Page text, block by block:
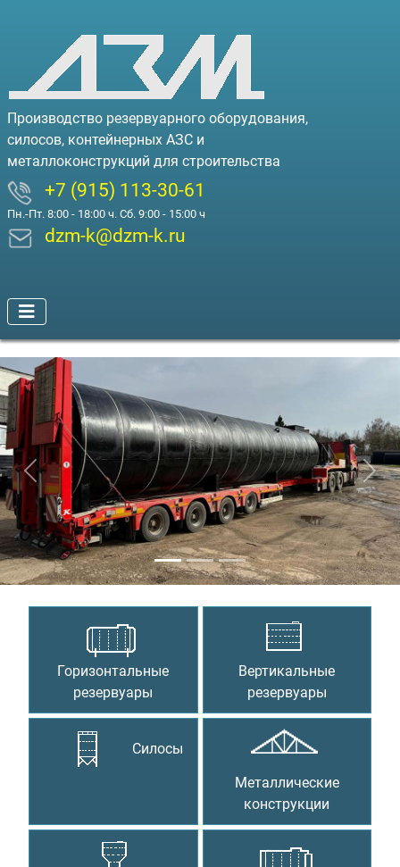
Производство резервуарного оборудования,
силосов, контейнерных АЗС и
металлоконструкций для строительства
+7 (915) 113-30-61
Пн.-Пт. 8:00 - 18:00 ч. Сб. 9:00 - 15:00 ч
dzm-k@dzm-k.ru
Предыдущий
Горизонтальные
резервуары
Вертикальные
резервуары
Силосы
Металлические
конструкции